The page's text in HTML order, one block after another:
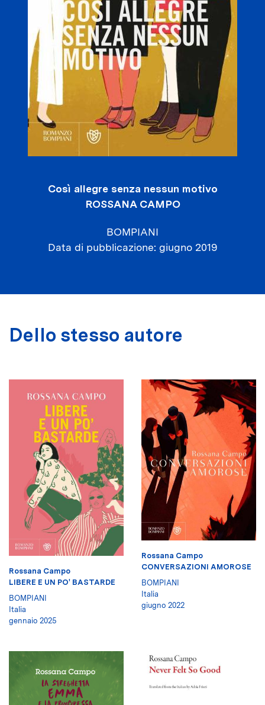
Così allegre senza nessun motivo
ROSSANA CAMPO
BOMPIANI
Data di pubblicazione giugno 2019
Dello stesso autore
Rossana Campo
LIBERE E UN PO' BASTARDE
BOMPIANI
Italia
gennaio 2025
Rossana Campo
CONVERSAZIONI AMOROSE
BOMPIANI
Italia
giugno 2022